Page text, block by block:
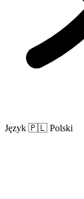
Język 🇵🇱 Polski